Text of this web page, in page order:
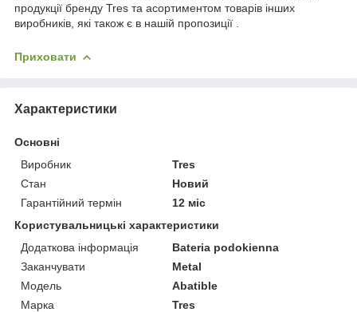
продукції бренду Tres та асортиментом товарів інших
виробників, які також є в нашій пропозиції .
Приховати
Характеристики
Основні
Виробник
Tres
Стан
Новий
Гарантійний термін
12 міс
Користувальницькі характеристики
Додаткова інформація
Bateria podokienna
Заканчувати
Metal
Мoдель
Abatible
Марка
Tres